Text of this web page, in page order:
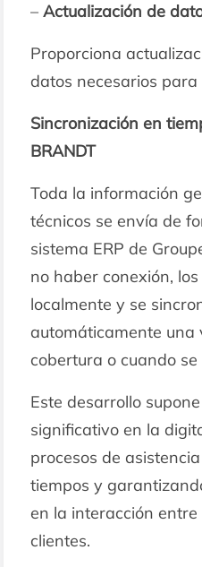
– Actualización de
Proporciona
datos necesarios
Sincronización en
BRANDT
Toda la información
técnicos se envía de
sistema ERP de
no haber conexión,
localmente y se
automáticamente una
cobertura o cuando
Este desarrollo
significativo en la
procesos de
tiempos y
en la interacción entre
clientes.